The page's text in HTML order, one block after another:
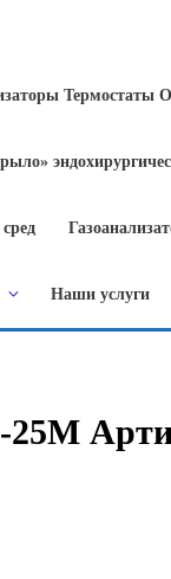
Термостаты
Наши услуги